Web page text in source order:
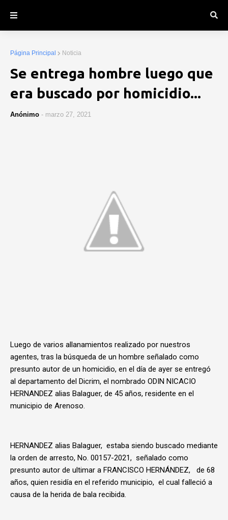
Página Principal Noticia
Se entrega hombre luego que
era buscado por homicidio...
Anónimo - marzo 27, 2021
Luego de varios allanamientos realizado por nuestros
agentes, tras la búsqueda de un hombre señalado como
presunto autor de un homicidio, en el día de ayer se entregó
al departamento del Dicrim, el nombrado ODIN NICACIO
HERNANDEZ alias Balaguer, de 45 años, residente en el
municipio de Arenoso.
HERNANDEZ alias Balaguer, estaba siendo buscado mediante
la orden de arresto, No. 00157-2021, señalado como
presunto autor de ultimar a FRANCISCO HERNÁNDEZ, de 68
años, quien residía en el referido municipio, el cual falleció a
causa de la herida de bala recibida.